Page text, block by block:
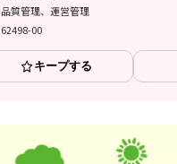
品質管理、運営管理
62498-00
キープする